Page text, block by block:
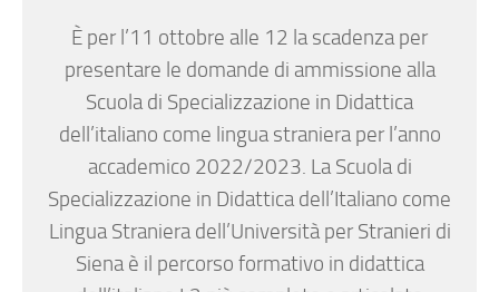
È per l’11 ottobre alle 12 la scadenza per
presentare le domande di ammissione alla
Scuola di Specializzazione in Didattica
dell’italiano come lingua straniera per l’anno
accademico 2022/2023. La Scuola di
Specializzazione in Didattica dell’Italiano come
Lingua Straniera dell’Università per Stranieri di
Siena è il percorso formativo in didattica